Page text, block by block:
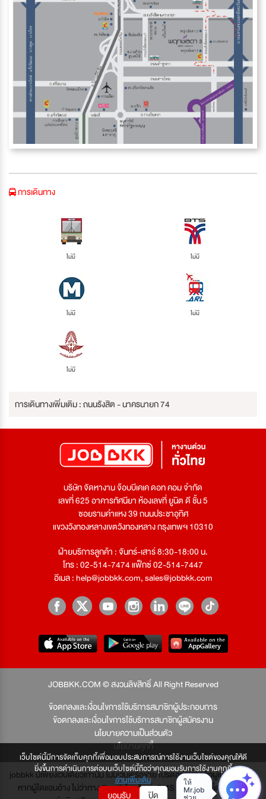
เว็บไซต์นี้มีการจัดเก็บคุกกี้เพื่อมอบประสบการณ์การใช้งานเว็บไซต์ของคุณให้ดี
ยิ่งขึ้นการดำเนินการต่อบนเว็บไซต์นี้ถือว่าคุณยอมรับการใช้งานคุกกี้
อ่านเพิ่มเติม
ยอมรับ ปิด
การเดินทาง
ไม่มี ไม่มี
ไม่มี ไม่มี
ไม่มี
การเดินทางเพิ่มเติม : ถนนรังสิต - นาครนายก 74
บริษัท จัดหางาน จ๊อบบีเคเค ดอท คอม จำกัด
เลขที่ 625 อาคารทัศนียา ห้องเลขที่ ยูนิต ดี ชั้น 5
ซอยรามคำแหง 39 ถนนประชาอุทิศ
แขวงวังทองหลางเขตวังทองหลาง กรุงเทพฯ 10310
ฝ่ายบริการลูกค้า : จันทร์-เสาร์ 8:30-18:00 น.
โทร : 02-514-7474 แฟ็กซ์ 02-514-7447
อีเมล :help@jobbkk.com,sales@jobbkk.com
JOBBKK.COM © สงวนลิขสิทธิ์ All Right Reserved
ข้อตกลงและเงื่อนไขการใช้บริการสมาชิกผู้ประกอบการ
ข้อตกลงและเงื่อนไขการใช้บริการสมาชิกผู้สมัครงาน
นโยบายความเป็นส่วนตัว
นโยบายคุกกี้
jobbkk มีเพียงเว็บเดียวเท่านั้น ไม่มีเว็บเครือข่าย โปรดอย่าหลงเชื่อผู้แอบอ้าง และ
หากผู้ใดแอบอ้าง ไม่ว่าทาง Email, โทรศัพท์, SMS หรือทางใดก็ตาม จะถูก